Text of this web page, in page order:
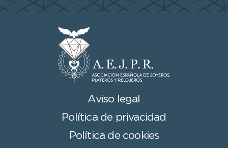
Aviso legal
Política de privacidad
Política de cookies